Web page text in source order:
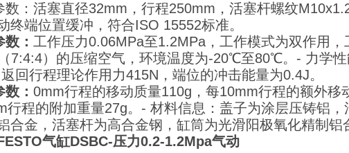
数：活塞直径32mm，行程250mm，活塞杆螺纹
终端位置缓冲，符合ISO 15552标准。
： 工作压力0.06MPa至1.2MPa，工作模式为双作用
7:4:4）的压缩空气，环境温度为-20℃至80℃。 - 力学
回行程理论作用力415N，端位的冲击能量为0.4J。
： 0mm行程的移动质量110g，每10mm行程的额外移
行程的附加重量27g。 - 材料信息：盖子为涂层压铸铝
合金，活塞杆为高合金钢，缸筒为光滑阳极氧化精制
气缸DSBC-压力0.2-1.2Mpa气动